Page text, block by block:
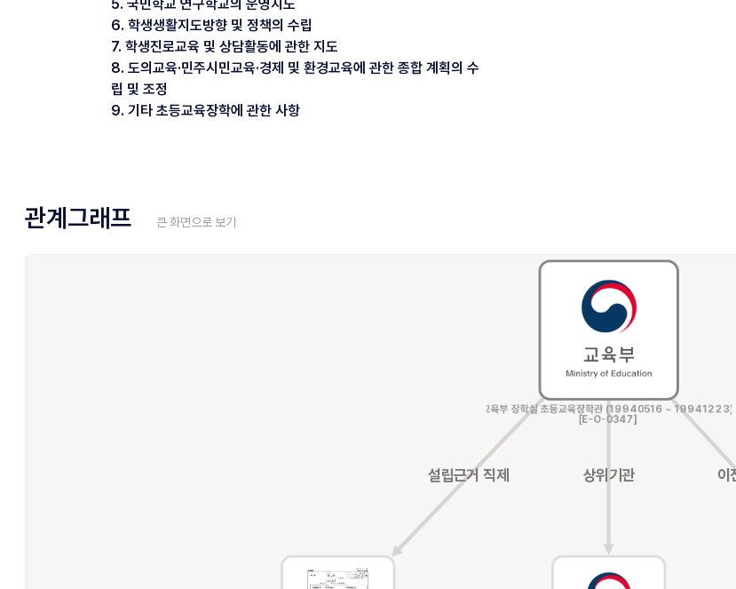
5. 국민학교 연구학교의 운영지도
6. 학생생활지도방향 및 정책의 수립
7. 학생진로교육 및 상담활동에 관한 지도
8. 도의교육·민주시민교육·경제 및 환경교육에 관한 종합 계획의 수
립 및 조정
9. 기타 초등교육장학에 관한 사항
관계그래프 큰 화면으로 보기